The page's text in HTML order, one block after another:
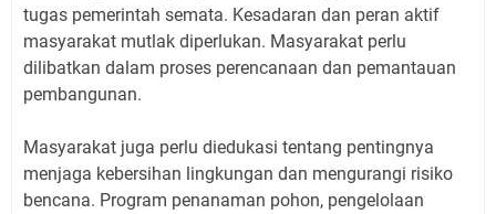
tugas pemerintah semata. Kesadaran dan peran aktif
masyarakat mutlak diperlukan. Masyarakat perlu
dilibatkan dalam proses perencanaan dan pemantauan
pembangunan.
Masyarakat juga perlu diedukasi tentang pentingnya
menjaga kebersihan lingkungan dan mengurangi risiko
bencana. Program penanaman pohon, pengelolaan